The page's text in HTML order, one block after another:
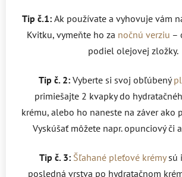
Tip č.1: Ak používate a vyhovuje vám
Kvitku, vymeňte ho za nočnú verziu –
podiel olejovej zložky.
Tip č. 2: Vyberte si svoj obľúbený
primiešajte 2 kvapky do
krému, alebo ho naneste na záver ako
Vyskúšať môžete napr. opunciový či
Tip č. 3: Šľahané pleťové krémy sú
posledná vrstva po hydratačnom